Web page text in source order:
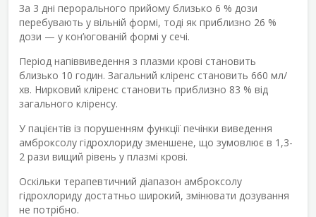
За 3 дні перорального прийому близько 6 % дози
перебувають у вільній формі, тоді як приблизно 26 %
дози — у кон’югованій формі у сечі.
Період напіввиведення з плазми крові становить
близько 10 годин. Загальний кліренс становить 660 мл/
хв. Нирковий кліренс становить приблизно 83 % від
загального кліренсу.
У пацієнтів із порушенням функції печінки виведення
амброксолу гідрохлориду зменшене, що зумовлює в 1,3-
2 рази вищий рівень у плазмі крові.
Оскільки терапевтичний діапазон амброксолу
гідрохлориду достатньо широкий, змінювати дозування
не потрібно.